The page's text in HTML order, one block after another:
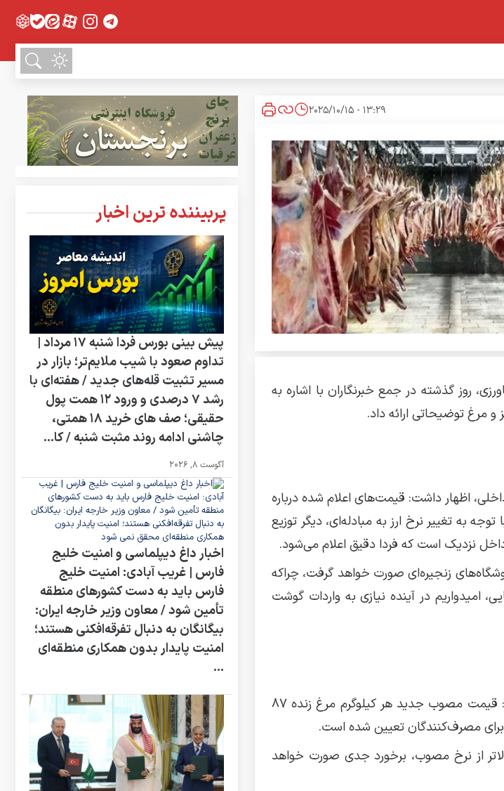
13:29 - 2025/10/15
روز گذشته در جمع خبرنگاران با اشاره به
مرغ توضیحاتی ارائه داد.
اظهار داشت: قیمت‌های اعلام شده درباره
به تغییر نرخ ارز به مبادله‌ای، دیگر توزیع
زنجیره‌ای صورت خواهد گرفت، چراکه
در آینده نیازی به واردات گوشت
نوری قزلجه در ادامه، قیمت‌های مصوب جدید مرغ و تخم‌مرغ را اعلام کرد و گفت: قیمت مصوب جدید هر کیلوگرم مرغ زنده ۸۷
از نرخ مصوب، برخورد جدی صورت خواهد
پربیننده ترین اخبار
پیش‌ بینی بورس فردا شنبه ۱۷ مرداد |
تداوم صعود با شیب ملایم‌تر؛ بازار در
مسیر تثبیت قله‌های جدید / هفته‌ای با
رشد ۷ درصدی و ورود ۱۲ همت پول
حقیقی؛ صف‌ های خرید ۱۸ همتی،
چاشنی ادامه روند مثبت شنبه / کا...
آگوست 8, 2026
اخبار داغ دیپلماسی و امنیت خلیج
فارس | غریب آبادی: امنیت خلیج
فارس باید به دست کشورهای منطقه
تأمین شود / معاون وزیر خارجه ایران:
بیگانگان به دنبال تفرقه‌افکنی هستند؛
امنیت پایدار بدون همکاری منطقه‌ای
...